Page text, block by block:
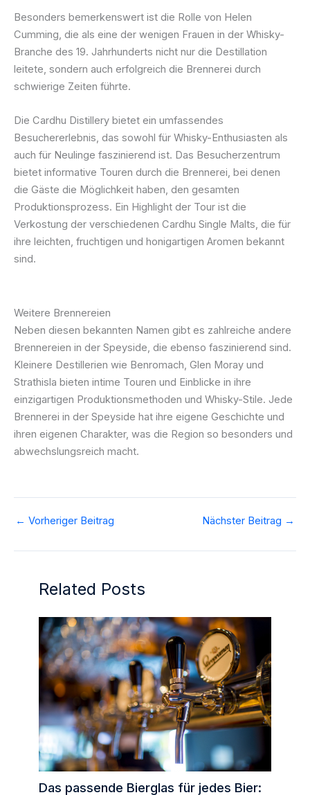
Besonders bemerkenswert ist die Rolle von Helen
Cumming, die als eine der wenigen Frauen in der Whisky-
Branche des 19. Jahrhunderts nicht nur die Destillation
leitete, sondern auch erfolgreich die Brennerei durch
schwierige Zeiten führte.
Die Cardhu Distillery bietet ein umfassendes
Besuchererlebnis, das sowohl für Whisky-Enthusiasten als
auch für Neulinge faszinierend ist. Das Besucherzentrum
bietet informative Touren durch die Brennerei, bei denen
die Gäste die Möglichkeit haben, den gesamten
Produktionsprozess. Ein Highlight der Tour ist die
Verkostung der verschiedenen Cardhu Single Malts, die für
ihre leichten, fruchtigen und honigartigen Aromen bekannt
sind.
Weitere Brennereien
Neben diesen bekannten Namen gibt es zahlreiche andere
Brennereien in der Speyside, die ebenso faszinierend sind.
Kleinere Destillerien wie Benromach, Glen Moray und
Strathisla bieten intime Touren und Einblicke in ihre
einzigartigen Produktionsmethoden und Whisky-Stile. Jede
Brennerei in der Speyside hat ihre eigene Geschichte und
ihren eigenen Charakter, was die Region so besonders und
abwechslungsreich macht.
← Vorheriger Beitrag Nächster Beitrag →
Related Posts
Das passende Bierglas für jedes Bier: